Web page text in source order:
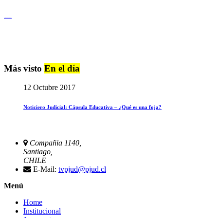
Más visto En el día
12 Octubre 2017
Noticiero Judicial: Cápsula Educativa – ¿Qué es una foja?
Compañia 1140,
Santiago,
CHILE
E-Mail: tvpjud@pjud.cl
Menú
Home
Institucional